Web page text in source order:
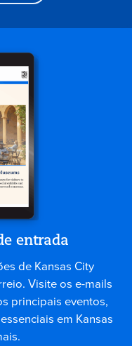
entrada
de Kansas City
Visite os e-mails
principais eventos,
em Kansas